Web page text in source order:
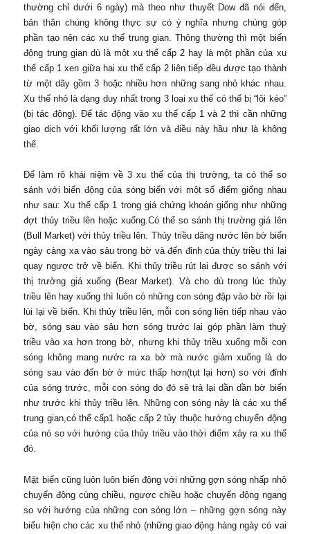
thường chỉ dưới 6 ngày) mà theo như thuyết Dow đã nói đến,
bản thân chúng không thực sự có ý nghĩa nhưng chúng góp
phần tạo nên các xu thế trung gian. Thông thường thì một biến
động trung gian dù là một xu thế cấp 2 hay là một phần của xu
thế cấp 1 xen giữa hai xu thế cấp 2 liên tiếp đều được tạo thành
từ một dãy gồm 3 hoặc nhiều hơn những sang nhỏ khác nhau.
Xu thế nhỏ là dạng duy nhất trong 3 loại xu thế có thể bị “lôi kéo”
(bị tác động). Để tác động vào xu thế cấp 1 và 2 thì cần những
giao dịch với khối lượng rất lớn và điều này hầu như là không
thể.
Để làm rõ khái niệm về 3 xu thế của thị trường, ta có thể so
sánh với biến động của sóng biển với một số điểm giống nhau
như sau: Xu thế cấp 1 trong giá chứng khoán giống như những
đợt thủy triều lên hoặc xuống.Có thể so sánh thị trường giá lên
(Bull Market) với thủy triều lên. Thủy triều dâng nước lên bờ biển
ngày càng xa vào sâu trong bờ và đến đỉnh của thủy triều thì lại
quay ngược trở về biển. Khi thủy triều rút lại được so sánh với
thị trường giá xuống (Bear Market). Và cho dù trong lúc thủy
triều lên hay xuống thì luôn có những con sóng đập vào bờ rồi lại
lùi lại về biển. Khi thủy triều lên, mỗi con sóng liên tiếp nhau vào
bờ, sóng sau vào sâu hơn sóng trước lại góp phần làm thuỷ
triều vào xa hơn trong bờ, nhưng khi thủy triều xuống mỗi con
sóng không mang nước ra xa bờ mà nước giảm xuống là do
sóng sau vào đến bờ ở mức thấp hơn(tụt lại hơn) so với đỉnh
của sóng trước, mỗi con sóng do đó sẽ trả lại dần dần bờ biển
như trước khi thủy triều lên. Những con sóng này là các xu thế
trung gian,có thể cấp1 hoặc cấp 2 tùy thuộc hướng chuyển động
của nó so với hướng của thủy triều vào thời điểm xảy ra xu thế
đó.
Mặt biển cũng luôn luôn biến động với những gợn sóng nhấp nhô
chuyển động cùng chiều, ngược chiều hoặc chuyển động ngang
so với hướng của những con sóng lớn – những gợn sóng này
biểu hiện cho các xu thế nhỏ (những giao động hàng ngày có vai